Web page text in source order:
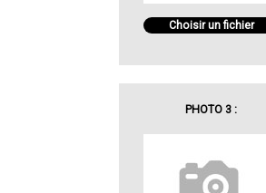
Choisir un fichier
PHOTO 3 :